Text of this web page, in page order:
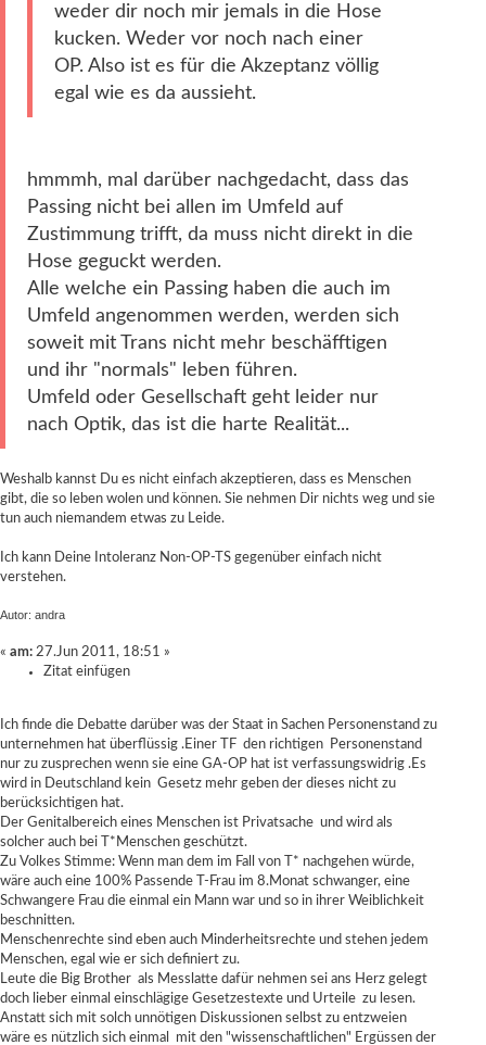
weder dir noch mir jemals in die Hose
kucken. Weder vor noch nach einer
OP. Also ist es für die Akzeptanz völlig
egal wie es da aussieht.
hmmmh, mal darüber nachgedacht, dass das
Passing nicht bei allen im Umfeld auf
Zustimmung trifft, da muss nicht direkt in die
Hose geguckt werden.
Alle welche ein Passing haben die auch im
Umfeld angenommen werden, werden sich
soweit mit Trans nicht mehr beschäfftigen
und ihr "normals" leben führen.
Umfeld oder Gesellschaft geht leider nur
nach Optik, das ist die harte Realität...
Weshalb kannst Du es nicht einfach akzeptieren, dass es Menschen
gibt, die so leben wolen und können. Sie nehmen Dir nichts weg und sie
tun auch niemandem etwas zu Leide.
Ich kann Deine Intoleranz Non-OP-TS gegenüber einfach nicht
verstehen.
Autor: andra
« am: 27.Jun 2011, 18:51 »
Zitat einfügen
Ich finde die Debatte darüber was der Staat in Sachen Personenstand zu
unternehmen hat überflüssig .Einer TF den richtigen Personenstand
nur zu zusprechen wenn sie eine GA-OP hat ist verfassungswidrig .Es
wird in Deutschland kein Gesetz mehr geben der dieses nicht zu
berücksichtigen hat.
Der Genitalbereich eines Menschen ist Privatsache und wird als
solcher auch bei T*Menschen geschützt.
Zu Volkes Stimme: Wenn man dem im Fall von T* nachgehen würde,
wäre auch eine 100% Passende T-Frau im 8.Monat schwanger, eine
Schwangere Frau die einmal ein Mann war und so in ihrer Weiblichkeit
beschnitten.
Menschenrechte sind eben auch Minderheitsrechte und stehen jedem
Menschen, egal wie er sich definiert zu.
Leute die Big Brother als Messlatte dafür nehmen sei ans Herz gelegt
doch lieber einmal einschlägige Gesetzestexte und Urteile zu lesen.
Anstatt sich mit solch unnötigen Diskussionen selbst zu entzweien
wäre es nützlich sich einmal mit den "wissenschaftlichen" Ergüssen der